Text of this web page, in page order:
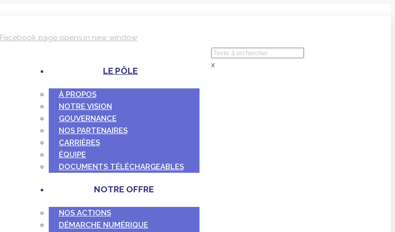
Facebook page opens in new window
LE PÔLE
À PROPOS
NOTRE VISION
GOUVERNANCE
NOS PARTENAIRES
CARRIÈRES
ÉQUIPE
DOCUMENTS TÉLÉCHARGEABLES
NOTRE OFFRE
NOS ACTIONS
DÉMARCHE NUMÉRIQUE
x